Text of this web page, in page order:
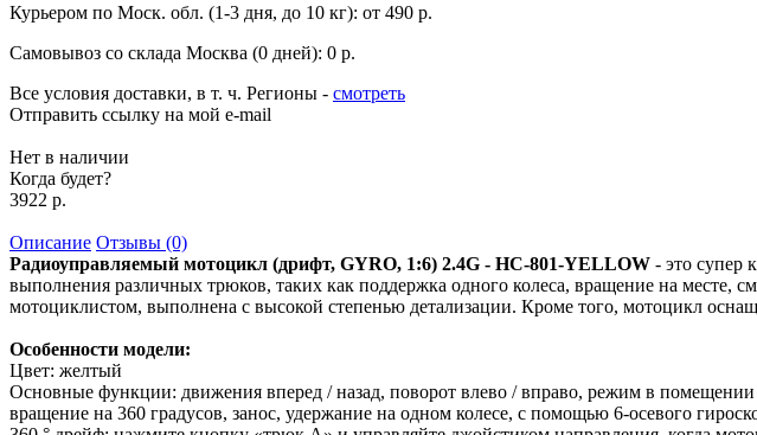
Курьером по Моск. обл. (1-3 дня, до 10 кг): от 490 р.
Самовывоз со склада Москва (0 дней): 0 р.
Все условия доставки, в т. ч. Регионы - смотреть
Отправить ссылку на мой e-mail
Нет в наличии
Когда будет?
3922 р.
Описание Отзывы (0)
Радиоуправляемый мотоцикл (дрифт, GYRO, 1:6) 2.4G - HC-801-YELLOW - это супер
выполнения различных трюков, таких как поддержка одного колеса, вращение на
мотоциклистом, выполнена с высокой степенью детализации. Кроме того, мотоцикл
Особенности модели:
Цвет: желтый
Основные функции: движения вперед / назад, поворот влево / вправо, режим в
вращение на 360 градусов, занос, удержание на одном колесе, с помощью 6-осевого